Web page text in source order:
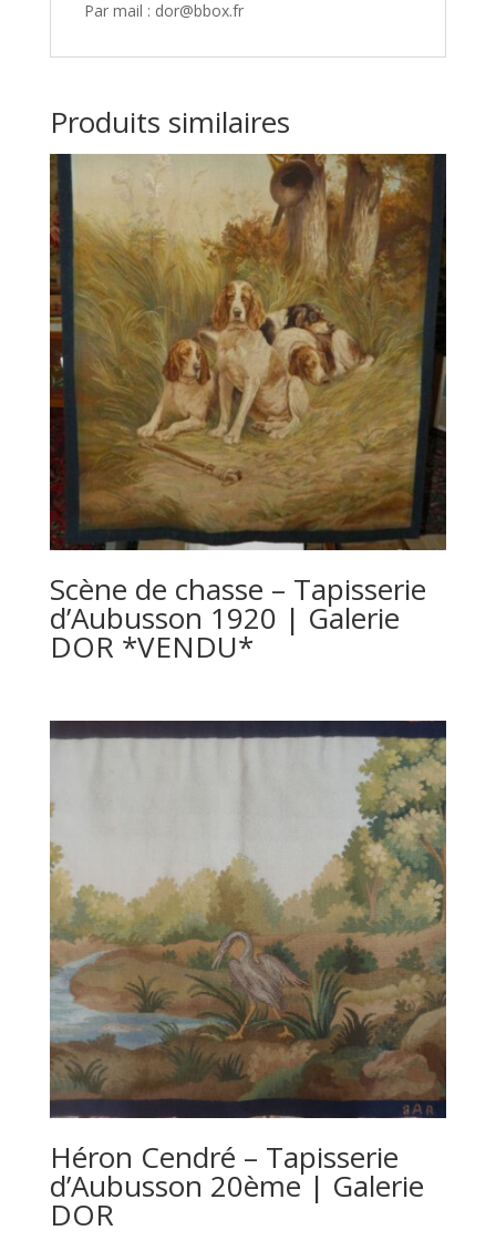
Par mail : dor@bbox.fr
Produits similaires
Scène de chasse – Tapisserie
d’Aubusson 1920 | Galerie
DOR *VENDU*
Héron Cendré – Tapisserie
d’Aubusson 20ème | Galerie
DOR